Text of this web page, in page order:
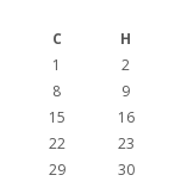
С
Н
1
2
8
9
15
16
22
23
29
30